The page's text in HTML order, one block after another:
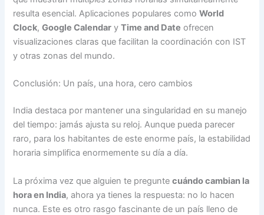
resulta esencial. Aplicaciones populares comoWorld
Clock,Google Calendar yTime and Date ofrecen
visualizaciones claras que facilitan la coordinación con IST
y otras zonas del mundo.
Conclusión: Un país, una hora, cero cambios
India destaca por mantener una singularidad en su manejo
del tiempo: jamás ajusta su reloj. Aunque pueda parecer
raro, para los habitantes de este enorme país, la estabilidad
horaria simplifica enormemente su día a día.
La próxima vez que alguien te preguntecuándo cambian la
hora en India, ahora ya tienes la respuesta: no lo hacen
nunca. Este es otro rasgo fascinante de un país lleno de